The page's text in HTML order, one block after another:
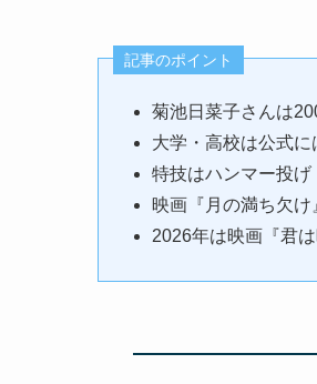
記事のポイント
菊池日菜子さんは
大学・高校は公式に
特技はハンマー投げ
映画『月の満ち欠
2026年は映画『君